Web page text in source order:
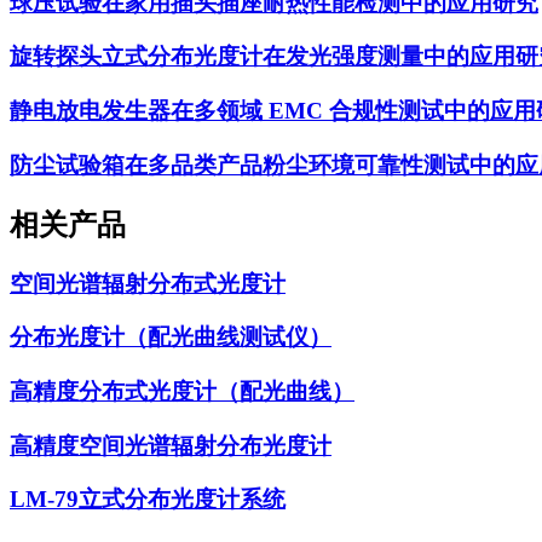
旋转探头立式分布光度计在发光强度测量中的应用
静电放电发生器在多领域 EMC 合规性测试中的应用
防尘试验箱在多品类产品粉尘环境可靠性测试中的
相关产品
空间光谱辐射分布式光度计
分布光度计（配光曲线测试仪）
高精度分布式光度计（配光曲线）
高精度空间光谱辐射分布光度计
LM-79立式分布光度计系统